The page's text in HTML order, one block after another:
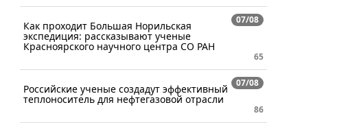
07/08
Как проходит Большая Норильская
экспедиция: рассказывают ученые
Красноярского научного центра СО РАН
65
07/08
Российские ученые создадут эффективный
теплоноситель для нефтегазовой отрасли
86